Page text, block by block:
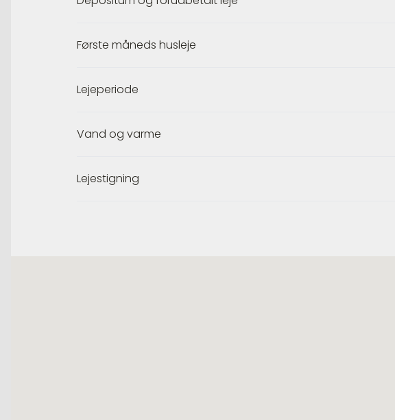
Første måneds husleje
Lejeperiode
Vand og varme
Lejestigning